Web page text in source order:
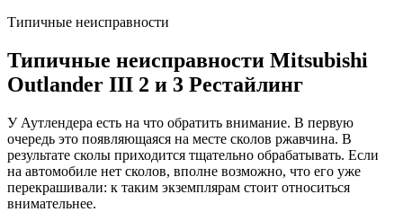
Типичные неисправности
Типичные неисправности Mitsubishi
Outlander III 2 и 3 Рестайлинг
У Аутлендера есть на что обратить внимание. В первую
очередь это появляющаяся на месте сколов ржавчина. В
результате сколы приходится тщательно обрабатывать. Если
на автомобиле нет сколов, вполне возможно, что его уже
перекрашивали: к таким экземплярам стоит относиться
внимательнее.